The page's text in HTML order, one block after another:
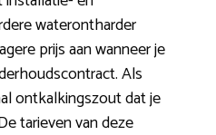
waterontharder
prijs aan wanneer je
Als
ontkalkingszout dat je
tarieven van deze